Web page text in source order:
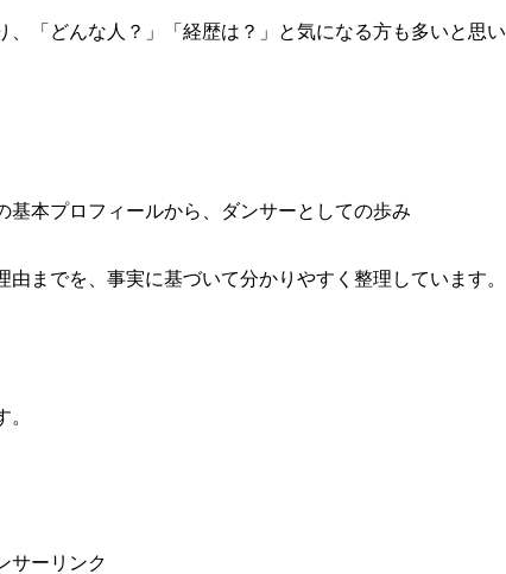
「どんな人？」「経歴は？」と気になる方も多いと思い
本プロフィールから、ダンサーとしての歩み
までを、事実に基づいて分かりやすく整理しています。
サーリンク